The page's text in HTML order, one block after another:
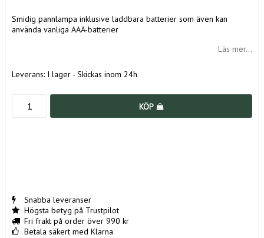
Smidig pannlampa inklusive laddbara batterier som även kan
använda vanliga AAA-batterier
Läs mer...
Leverans: I lager - Skickas inom 24h
KÖP
Snabba leveranser
Högsta betyg på Trustpilot
Fri frakt på order över 990 kr
Betala säkert med Klarna